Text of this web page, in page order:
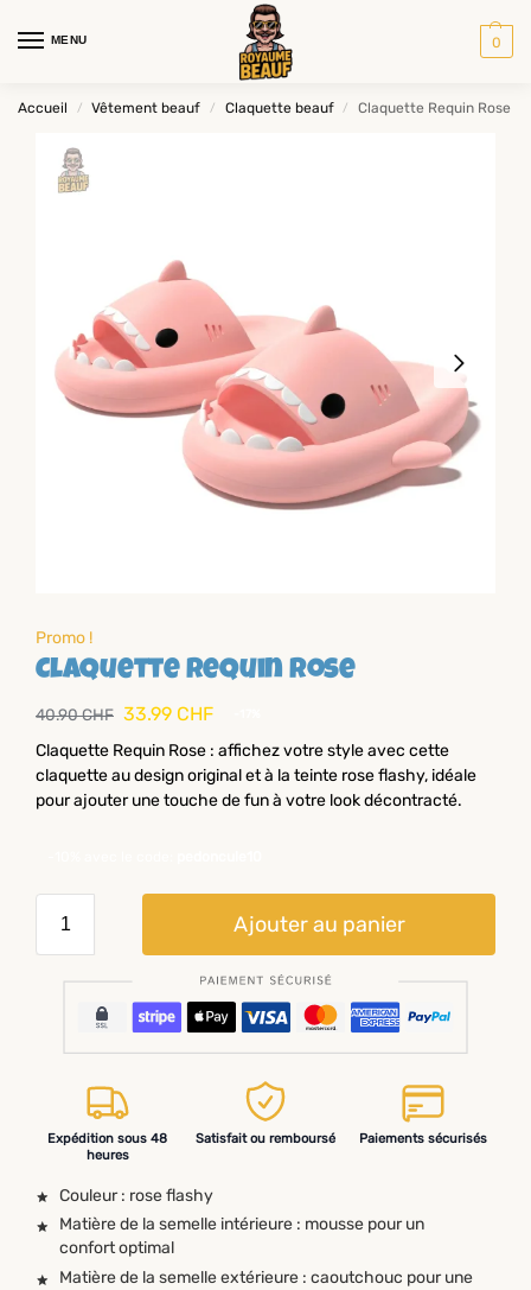
MENU 0
Accueil / Vêtement beauf / Claquette beauf / Claquette Requin Rose
Promo !
Claquette Requin Rose
40.90CHF 33.99 CHF
Claquette Requin Rose : affichez votre style avec cette
claquette au design original et à la teinte rose flashy, idéale
pour ajouter une touche de fun à votre look décontracté.
Ajouter au panier
Expédition sous 48
heures
Satisfait ou remboursé Paiements sécurisés
Couleur : rose flashy
Matière de la semelle intérieure : mousse pour un
confort optimal
Matière de la semelle extérieure : caoutchouc pour une